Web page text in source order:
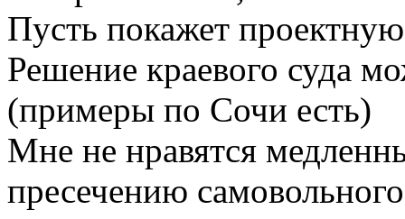
Пусть покажет
Решение краевого суда
(примеры по Сочи есть)
Мне не нравятся
пресечению